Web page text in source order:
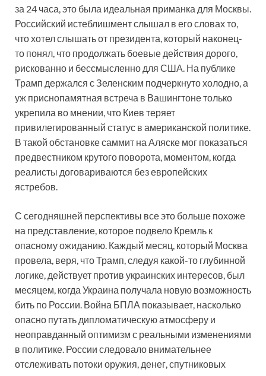
за 24 часа, это была идеальная приманка для Москвы.
Российский истеблишмент слышал в его словах то,
что хотел слышать от президента, который наконец-
то понял, что продолжать боевые действия дорого,
рискованно и бессмысленно для США. На публике
Трамп держался с Зеленским подчеркнуто холодно, а
уж приснопамятная встреча в Вашингтоне только
укрепила во мнении, что Киев теряет
привилегированный статус в американской политике.
В такой обстановке саммит на Аляске мог показаться
предвестником крутого поворота, моментом, когда
реалисты договариваются без европейских
ястребов.
С сегодняшней перспективы все это больше похоже
на представление, которое подвело Кремль к
опасному ожиданию. Каждый месяц, который Москва
провела, веря, что Трамп, следуя какой-то глубинной
логике, действует против украинских интересов, был
месяцем, когда Украина получала новую возможность
бить по России. Война БПЛА показывает, насколько
опасно путать дипломатическую атмосферу и
неоправданный оптимизм с реальными изменениями
в политике. России следовало внимательнее
отслеживать потоки оружия, денег, спутниковых